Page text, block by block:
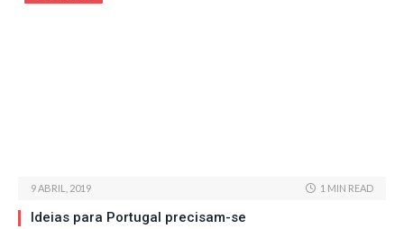
9 ABRIL, 2019 1 MIN READ
Ideias para Portugal precisam-se